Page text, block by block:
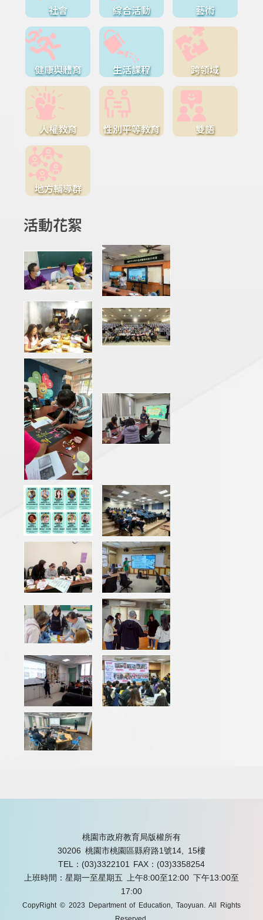
社會 綜合活動 藝術
健康與體育 生活課程 跨領域
人權教育 性別平等教育 雙語
地方輔導群
活動花絮
桃園市政府教育局版權所有
30206 桃園市桃園區縣府路1號14, 15樓
TEL：(03)3322101
FAX：(03)3358254
上班時間：星期一至星期五 上午8:00至12:00 下午13:00至
17:00
CopyRight © 2023 Department of Education, Taoyuan. All Rights